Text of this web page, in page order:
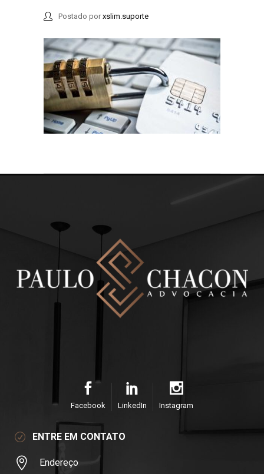
Postado por xslim.suporte
Facebook LinkedIn Instagram
ENTRE EM CONTATO
Endereço